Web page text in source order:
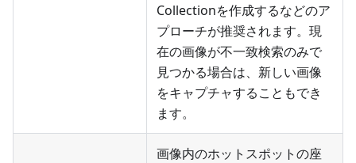
Collectionを作成するなどのア
プローチが推奨されます。現
在の画像が不一致検索のみで
見つかる場合は、新しい画像
をキャプチャすることもでき
ます。
画像内のホットスポットの座